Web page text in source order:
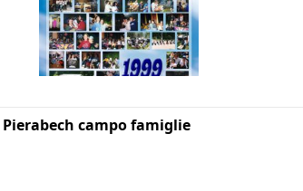
Pierabech campo famiglie